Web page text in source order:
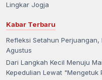
Lingkar Jogja
Kabar Terbaru
Refleksi Setahun Perjuangan,
Agustus
Dari Langkah Kecil Menuju
Kepedulian Lewat "Mengetuk